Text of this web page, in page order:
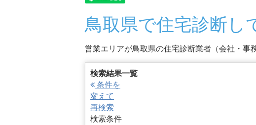
鳥取県で住宅診断し
営業エリアが鳥取県の住宅診断業者（会社・事
検索結果一覧
条件を
変えて
再検索
検索条件